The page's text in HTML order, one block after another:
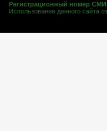
Регистрационный номер
Использование данного сайта